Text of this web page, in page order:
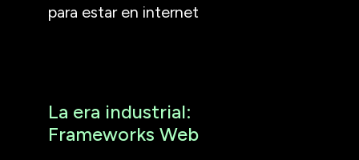
para estar en internet
La era industrial:
Frameworks Web